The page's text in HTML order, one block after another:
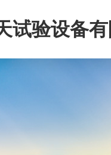
试验设备